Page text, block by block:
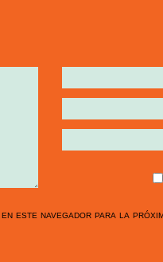
este navegador para la